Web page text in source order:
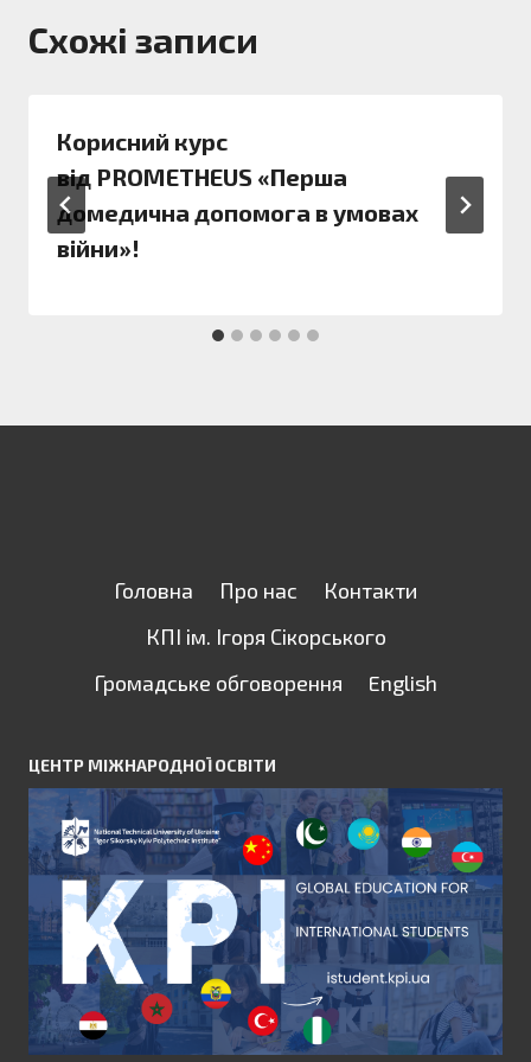
Схожі записи
Корисний курс
від PROMETHEUS «Перша
домедична допомога в умовах
війни»!
Головна Про нас
Контакти
КПІ ім. Ігоря Сікорського
Громадське обговорення
English
ЦЕНТР МІЖНАРОДНОЇ ОСВІТИ